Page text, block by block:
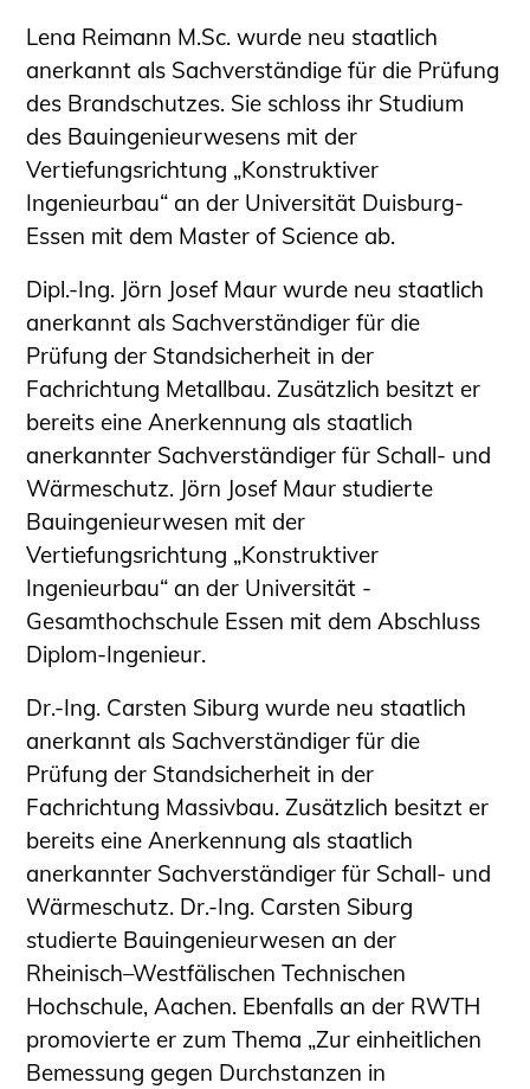
Ingenieurakademie West
Lena Reimann M.Sc. wurde neu staatlich
anerkannt als Sachverständige für die Prüfung
des Brandschutzes. Sie schloss ihr Studium
des Bauingenieurwesens mit der
Vertiefungsrichtung „Konstruktiver
Ingenieurbau“ an der Universität Duisburg-
Essen mit dem Master of Science ab.
Dipl.-Ing. Jörn Josef Maur wurde neu staatlich
anerkannt als Sachverständiger für die
Prüfung der Standsicherheit in der
Fachrichtung Metallbau. Zusätzlich besitzt er
bereits eine Anerkennung als staatlich
anerkannter Sachverständiger für Schall- und
Wärmeschutz. Jörn Josef Maur studierte
Bauingenieurwesen mit der
Vertiefungsrichtung „Konstruktiver
Ingenieurbau“ an der Universität -
Gesamthochschule Essen mit dem Abschluss
Diplom-Ingenieur.
Dr.-Ing. Carsten Siburg wurde neu staatlich
anerkannt als Sachverständiger für die
Prüfung der Standsicherheit in der
Fachrichtung Massivbau. Zusätzlich besitzt er
bereits eine Anerkennung als staatlich
anerkannter Sachverständiger für Schall- und
Wärmeschutz. Dr.-Ing. Carsten Siburg
studierte Bauingenieurwesen an der
Rheinisch–Westfälischen Technischen
Hochschule, Aachen. Ebenfalls an der RWTH
promovierte er zum Thema „Zur einheitlichen
Bemessung gegen Durchstanzen in